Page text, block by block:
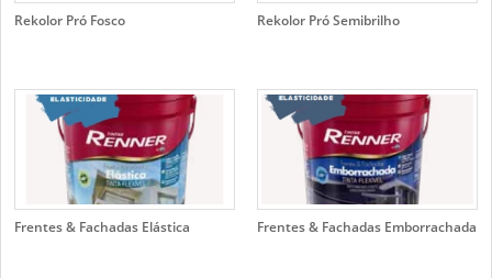
Rekolor Pró Fosco Rekolor Pró Semibrilho
Frentes & Fachadas Elástica Frentes & Fachadas Emborrachada